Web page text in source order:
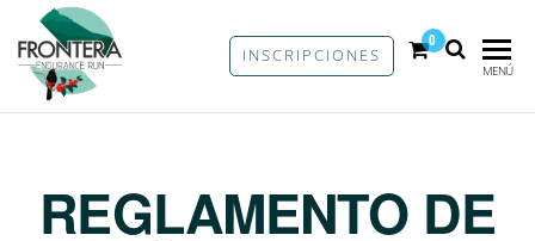
FRONTERA
ENDURANCE
running
0
INSCRIPCIONES
MENÚ
REGLAMENTO DE